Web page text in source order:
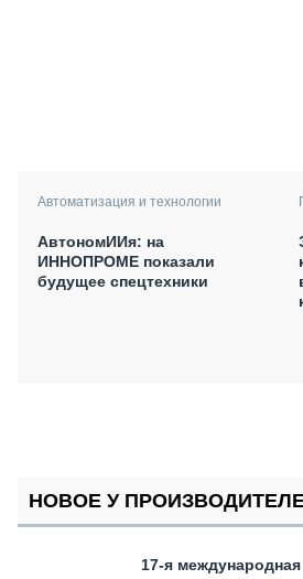
Автоматизация и технологии
АвтономИИя: на
ИННОПРОМЕ показали
будущее спецтехники
НОВОЕ У
17-я